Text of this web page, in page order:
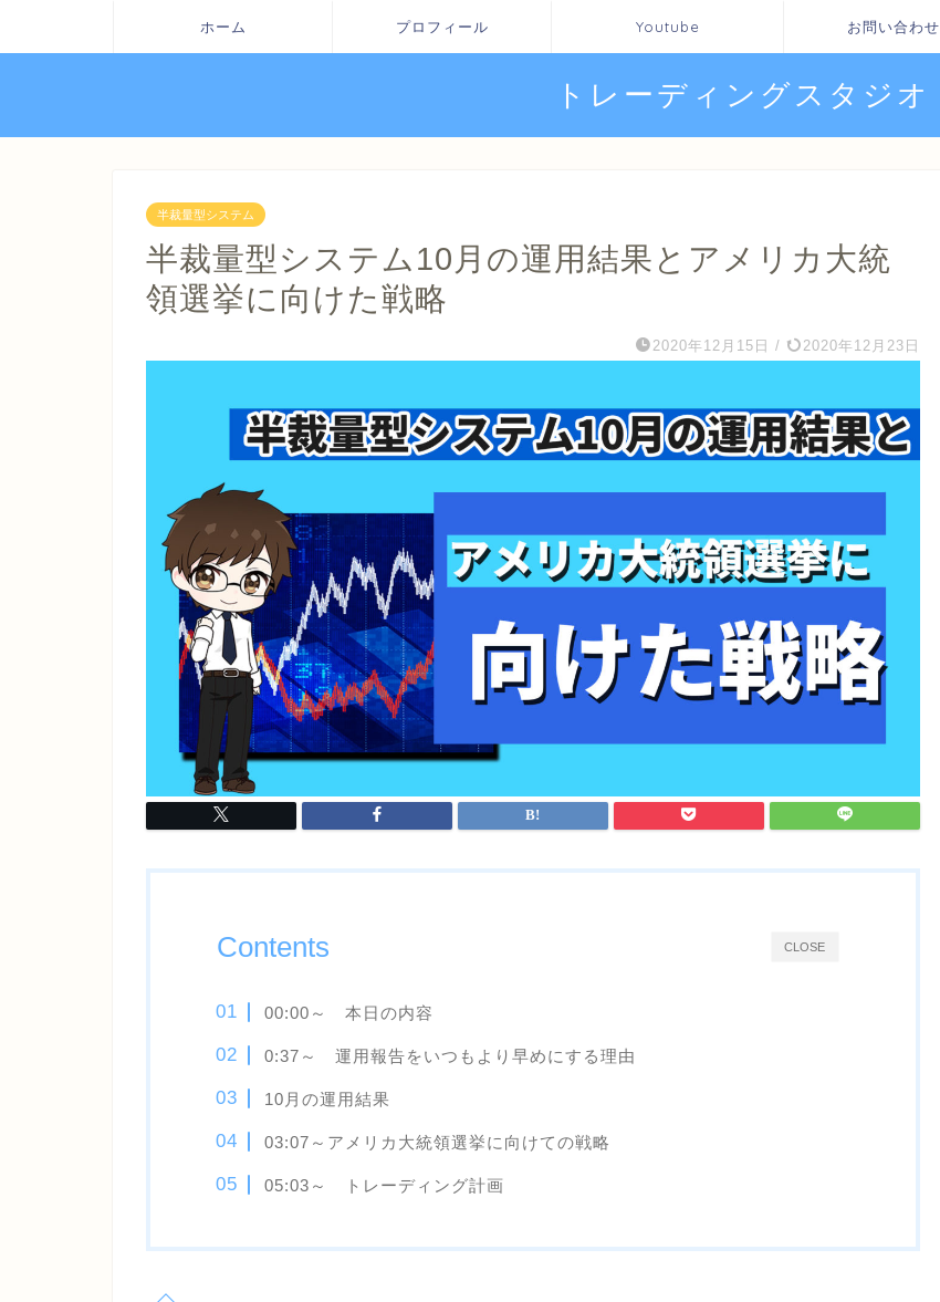
ホーム プロフィール Youtube お問い合わせ
トレーディングスタジオ
半裁量型システム
半裁量型システム10月の運用結果とアメリカ大統
領選挙に向けた戦略
2020年12月15日 / 2020年12月23日
CLOSE
Contents
00:00～ 本日の内容
0:37～ 運用報告をいつもより早めにする理由
10月の運用結果
03:07～アメリカ大統領選挙に向けての戦略
05:03～ トレーディング計画